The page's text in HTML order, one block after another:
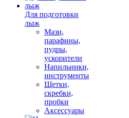
Для подготовки
лыж
Мази,
парафины,
пудры,
ускорители
Напильники,
инструменты
Щетки,
скребки,
пробки
Аксессуары